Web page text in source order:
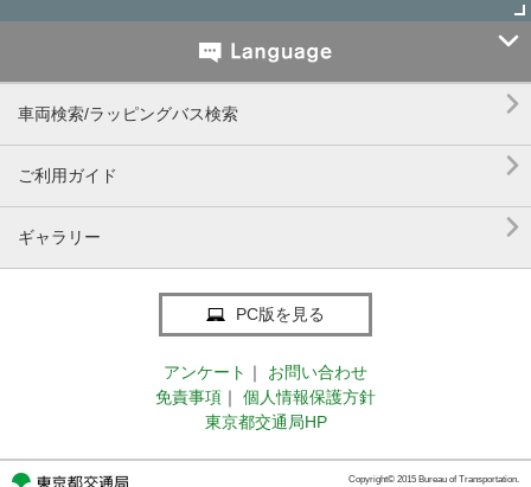

車両検索/ラッピングバス検索 
ご利用ガイド 
ギャラリー 
PC版を見る
アンケート ｜
お問い合わせ
免責事項 ｜
個人情報保護方針
東京都交通局HP
Copyright© 2015 Bureau of Transportation.